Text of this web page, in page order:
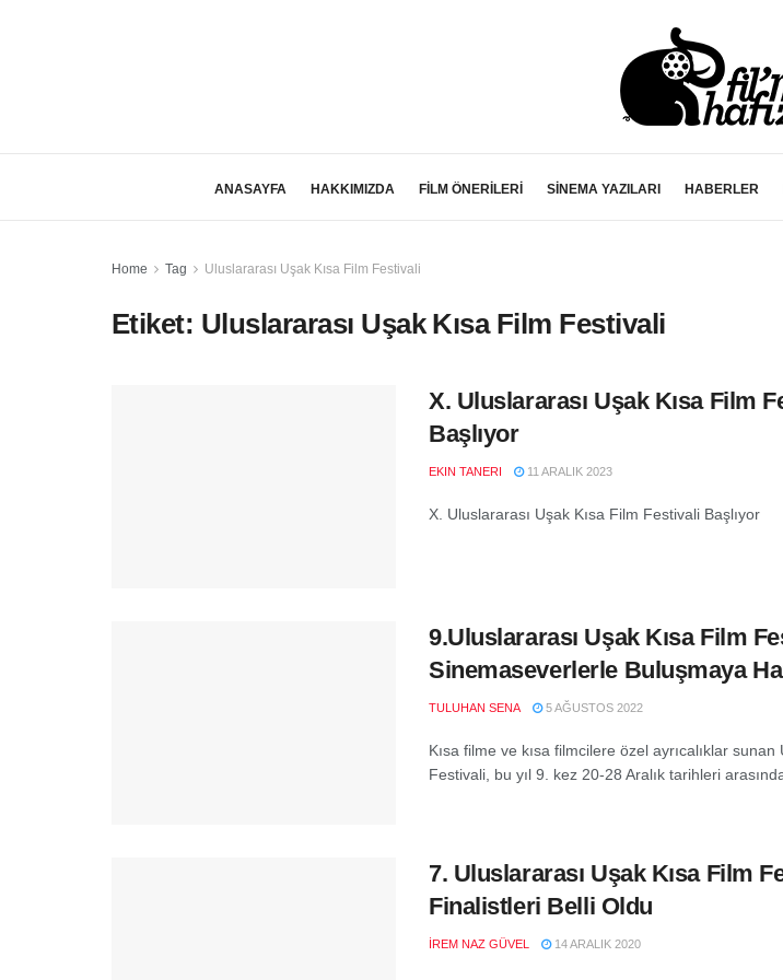
ANASAYFA HAKKIMIZDA FİLM ÖNERİLERİ SİNEMA YAZILARI HABERLER
Home Tag Uluslararası Uşak Kısa Film Festivali
Etiket: Uluslararası Uşak Kısa Film Festivali
X. Uluslararası Uşak Kısa Film
Başlıyor
EKIN TANERI 11 ARALIK 2023
X. Uluslararası Uşak Kısa Film Festivali Başlıyor
9.Uluslararası Uşak Kısa Film
Sinemaseverlerle Buluşmaya
TULUHAN SENA 5 AĞUSTOS 2022
Kısa filme ve kısa filmcilere özel ayrıcalıklar sunan
Festivali, bu yıl 9. kez 20-28 Aralık tarihleri arasında
7. Uluslararası Uşak Kısa Film
Finalistleri Belli Oldu
İREM NAZ GÜVEL 14 ARALIK 2020